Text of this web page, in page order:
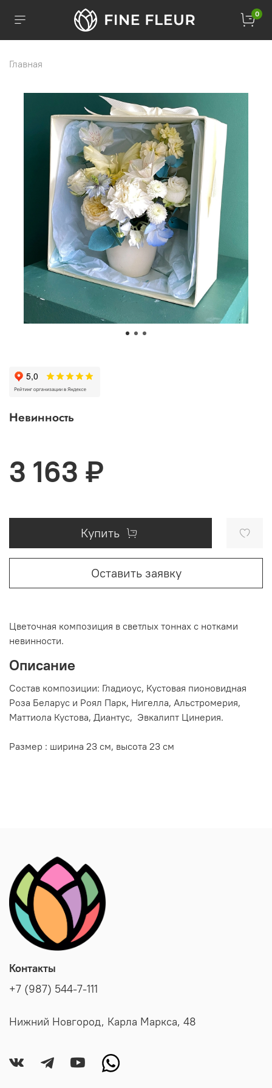
0
Главная
Невинность
3 163 ₽
Купить
Оставить заявку
Цветочная композиция в светлых тоннах с нотками
невинности.
Описание
Состав композиции: Гладиоус, Кустовая пионовидная
Роза Беларус и Роял Парк, Нигелла, Альстромерия,
Маттиола Кустова, Диантус, Эвкалипт Цинерия.
Размер : ширина 23 см, высота 23 см
Контакты
+7 (987) 544-7-111
Нижний Новгород, Карла Маркса, 48